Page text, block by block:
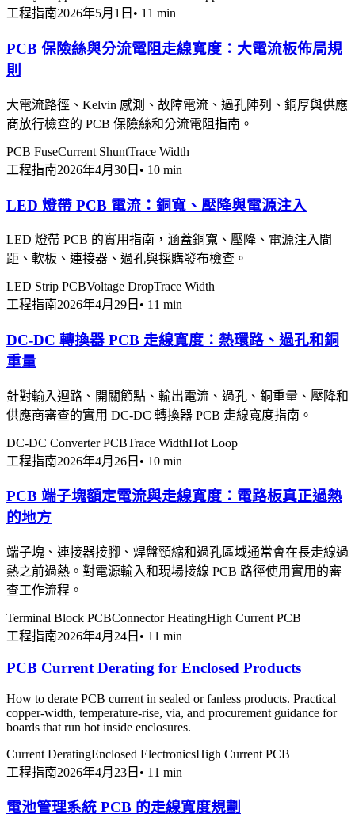
工程指南2026年5月1日 • 11 min
PCB 保險絲與分流電阻走線寬度：大電流板佈局規
則
大電流路徑、Kelvin 感測、故障電流、過孔陣列、銅厚與供應
商放行檢查的 PCB 保險絲和分流電阻指南。
PCB FuseCurrent ShuntTrace Width
工程指南2026年4月30日 • 10 min
LED 燈帶 PCB 電流：銅寬、壓降與電源注入
LED 燈帶 PCB 的實用指南，涵蓋銅寬、壓降、電源注入間
距、軟板、連接器、過孔與採購發布檢查。
LED Strip PCBVoltage DropTrace Width
工程指南2026年4月29日 • 11 min
DC-DC 轉換器 PCB 走線寬度：熱環路、過孔和銅
重量
針對輸入迴路、開關節點、輸出電流、過孔、銅重量、壓降和
供應商審查的實用 DC-DC 轉換器 PCB 走線寬度指南。
DC-DC Converter PCBTrace WidthHot Loop
工程指南2026年4月26日 • 10 min
PCB 端子塊額定電流與走線寬度：電路板真正過熱
的地方
端子塊、連接器接腳、焊盤頸縮和過孔區域通常會在長走線過
熱之前過熱。對電源輸入和現場接線 PCB 路徑使用實用的審
查工作流程。
Terminal Block PCBConnector HeatingHigh Current PCB
工程指南2026年4月24日 • 11 min
PCB Current Derating for Enclosed Products
How to derate PCB current in sealed or fanless products. Practical
copper-width, temperature-rise, via, and procurement guidance for
boards that run hot inside enclosures.
Current DeratingEnclosed ElectronicsHigh Current PCB
工程指南2026年4月23日 • 11 min
電池管理系統 PCB 的走線寬度規劃